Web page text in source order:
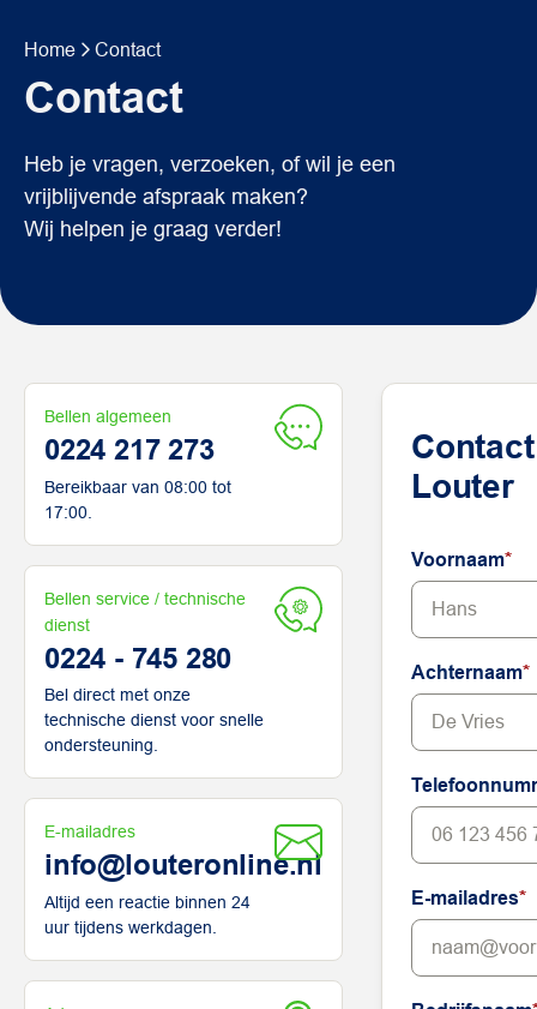
Home Contact
Contact
Heb je vragen, verzoeken, of wil je een
vrijblijvende afspraak maken?
Wij helpen je graag verder!‌
Bellen algemeen
0224 217 273
Bereikbaar van 08:00 tot
17:00.
Bellen service / technische
dienst
0224 - 745 280
Bel direct met onze
technische dienst voor snelle
ondersteuning.
E-mailadres
info@louteronline.nl
Altijd een reactie binnen 24
uur tijdens werkdagen.
Louter
Voornaam*
Achternaam*
E-mailadres*